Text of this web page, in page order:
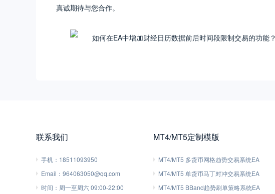
真诚期待与您合作。
联系我们
手机： 18511093950
Email： 964063050@qq.com
时间： 周一至周六 09:00-22:00
MT4/MT5定制模版
MT4/MT5 多货币网格趋势交易系统EA
MT4/MT5 单货币马丁对冲交易系统EA
MT4/MT5 BBand趋势刷单策略系统EA